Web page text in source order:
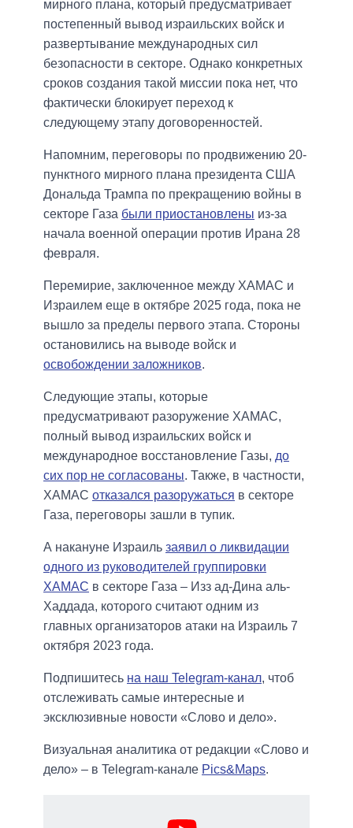
мирного плана, который предусматривает
постепенный вывод израильских войск и
развертывание международных сил
безопасности в секторе. Однако конкретных
сроков создания такой миссии пока нет, что
фактически блокирует переход к
следующему этапу договоренностей.
Напомним, переговоры по продвижению 20-
пунктного мирного плана президента США
Дональда Трампа по прекращению войны в
секторе Газа были приостановлены из-за
начала военной операции против Ирана 28
февраля.
Перемирие, заключенное между ХАМАС и
Израилем еще в октябре 2025 года, пока не
вышло за пределы первого этапа. Стороны
остановились на выводе войск и
освобождении заложников.
Следующие этапы, которые
предусматривают разоружение ХАМАС,
полный вывод израильских войск и
международное восстановление Газы, до
сих пор не согласованы. Также, в частности,
ХАМАС отказался разоружаться в секторе
Газа, переговоры зашли в тупик.
А накануне Израиль заявил о ликвидации
одного из руководителей группировки
ХАМАС в секторе Газа – Изз ад-Дина аль-
Хаддада, которого считают одним из
главных организаторов атаки на Израиль 7
октября 2023 года.
Подпишитесь на наш Telegram-канал, чтоб
отслеживать самые интересные и
эксклюзивные новости «Слово и дело».
Визуальная аналитика от редакции «Слово и
дело» – в Telegram-канале Pics&Maps.